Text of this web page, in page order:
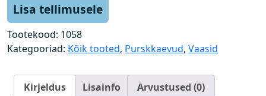
k
k
a
Lisa tellimusele
Tootekood: 1058
Kategooriad: Kõik tooted, Purskkaevud, Vaasid
Kirjeldus Lisainfo Arvustused (0)